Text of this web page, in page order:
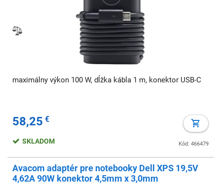
maximálny výkon 100 W, dĺžka kábla 1 m, konektor USB-C
58,25 €
Kód: 466479
SKLADOM
Avacom adaptér pre notebooky Dell XPS 19,5V
4,62A 90W konektor 4,5mm x 3,0mm